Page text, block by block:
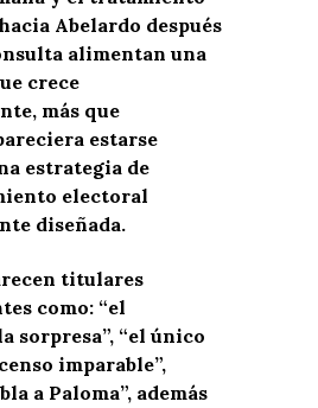
Abelardo después
alimentan una
crece
más que
estarse
estrategia de
electoral
diseñada.
titulares
como: “el
sorpresa”, “el único
imparable”,
a Paloma”, además